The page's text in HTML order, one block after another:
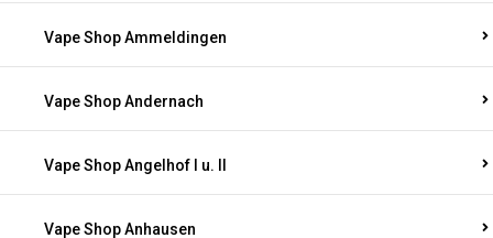
Vape Shop Ammeldingen
Vape Shop Andernach
Vape Shop Angelhof I u. II
Vape Shop Anhausen